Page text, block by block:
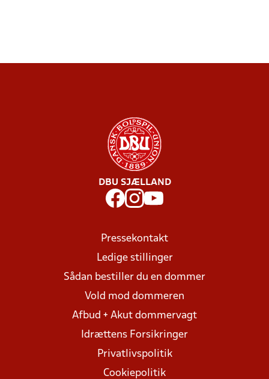
DBU SJÆLLAND
Pressekontakt
Ledige stillinger
Sådan bestiller du en dommer
Vold mod dommeren
Afbud + Akut dommervagt
Idrættens Forsikringer
Privatlivspolitik
Cookiepolitik